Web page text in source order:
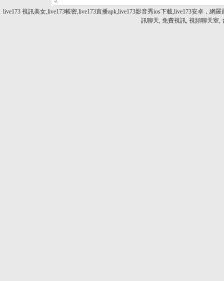
live173 視訊美女,live173帳密,live173直播apk,live173影音秀ios下載,live173安卓，
訊聊天, 免費視訊, 視頻聊天室,